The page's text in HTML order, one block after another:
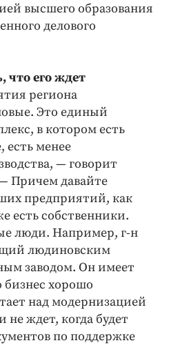
высшего образования
делового
что его ждет
региона
Это единый
в котором есть
есть менее
— говорит
Причем давайте
предприятий, как
есть собственники.
люди. Например, г‑н
людиновским
заводом. Он имеет
хорошо
над модернизацией
не ждет, когда будет
по поддержке